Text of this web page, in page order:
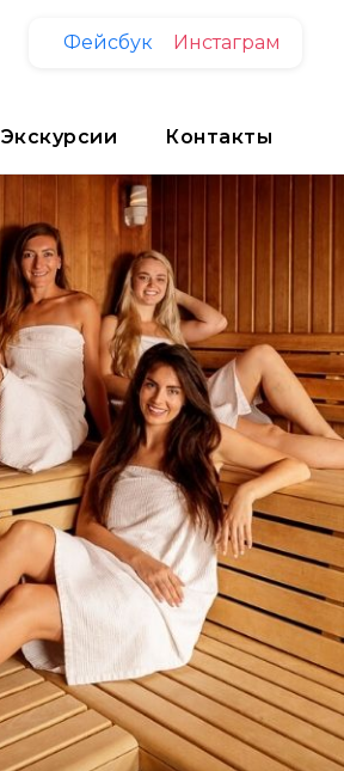
Фейсбук Инстаграм
Экскурсии Контакты